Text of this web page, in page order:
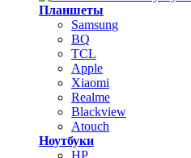
Планшеты
Samsung
BQ
TCL
Apple
Xiaomi
Realme
Blackview
Atouch
Ноутбуки
HP